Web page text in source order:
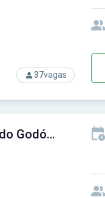
37vagas
Prefeitura de Cândido Godói-RS - Prefeitura Municipal de Cândido Godói-RS